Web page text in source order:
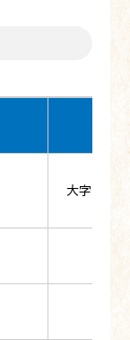
大字小野